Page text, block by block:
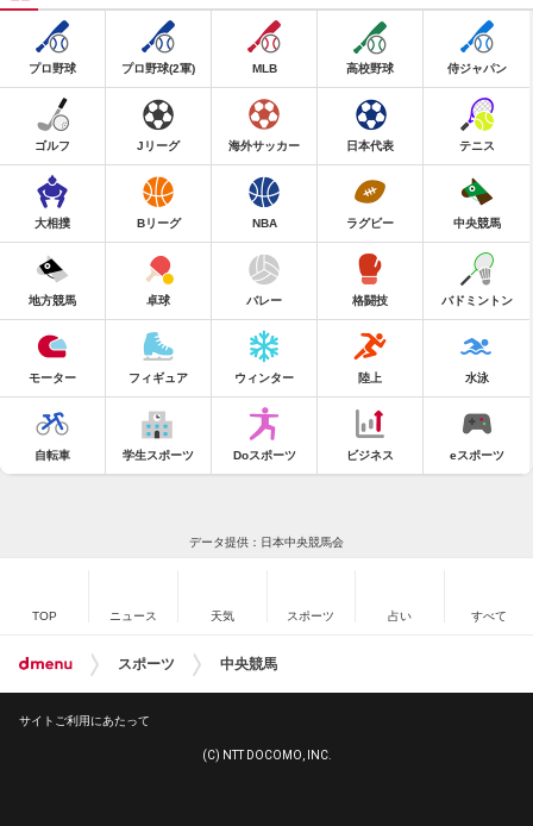
プロ野球 プロ野球(2軍) MLB 高校野球 侍ジャパン
ゴルフ Jリーグ 海外サッカー 日本代表 テニス
大相撲 Bリーグ NBA ラグビー 中央競馬
地方競馬 卓球 バレー 格闘技 バドミントン
モーター フィギュア ウィンター 陸上 水泳
自転車 学生スポーツ Doスポーツ ビジネス eスポーツ
データ提供：日本中央競馬会
TOP ニュース 天気 スポーツ 占い すべて
スポーツ 中央競馬
サイトご利用にあたって
(C) NTT DOCOMO, INC.